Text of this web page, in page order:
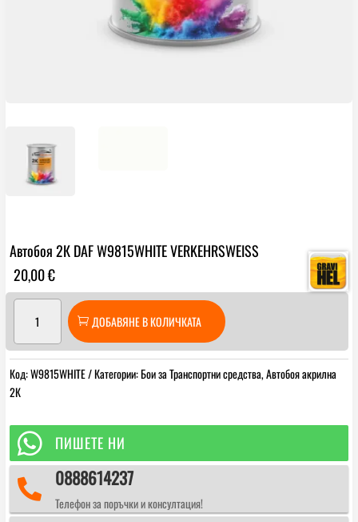
Автобоя 2К DAF W9815WHITE VERKEHRSWEISS
20,00€
Автобоя
2К
DAF
W9815WHITE
ДОБАВЯНЕ В КОЛИЧКАТА
Код:W9815WHITE Категории:Бои за Транспортни средства,Автобоя акрилна
2К
 ПИШЕТЕ НИ
 0888614237
Телефон за поръчки и консултация!